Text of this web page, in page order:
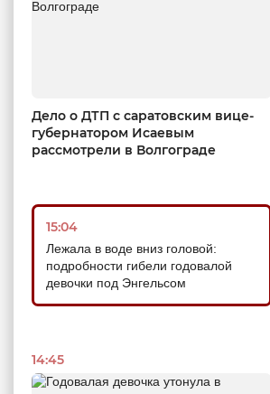
Дело о ДТП с саратовским вице-
губернатором Исаевым
рассмотрели в Волгограде
15:04
Лежала в воде вниз головой:
подробности гибели годовалой
девочки под Энгельсом
14:45